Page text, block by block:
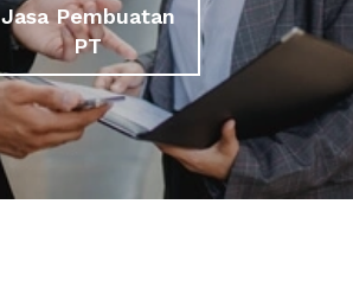
Jasa Pembuatan
PT